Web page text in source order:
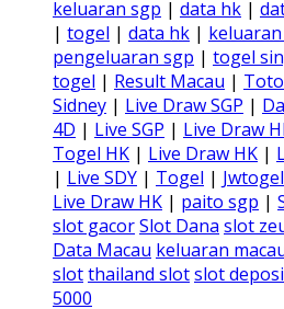
keluaran sgp | data hk |
| togel | data hk |
pengeluaran sgp | togel
togel | Result Macau |
Sidney | Live Draw SGP |
4D | Live SGP | Live Draw
Togel HK | Live Draw HK |
| Live SDY | Togel | Jwtogel
Live Draw HK | paito sgp |
slot gacorSlot Dana slot
Data Macau keluaran
slotthailand slotslot
5000